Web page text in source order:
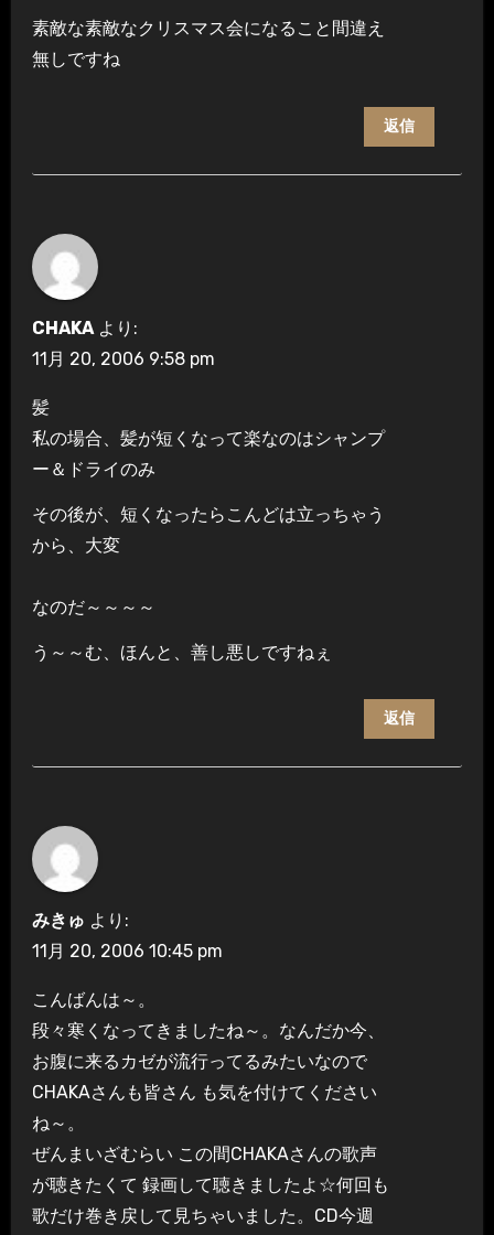
素敵な素敵なクリスマス会になること間違え
無しですね
返信
CHAKA より:
11月 20, 2006 9:58 pm
髪
私の場合、髪が短くなって楽なのはシャンプ
ー＆ドライのみ
その後が、短くなったらこんどは立っちゃう
から、大変
なのだ～～～～
う～～む、ほんと、善し悪しですねぇ
返信
みきゅ より:
11月 20, 2006 10:45 pm
こんばんは～。
段々寒くなってきましたね～。なんだか今、
お腹に来るカゼが流行ってるみたいなので
CHAKAさんも皆さん も気を付けてください
ね～。
ぜんまいざむらい この間CHAKAさんの歌声
が聴きたくて 録画して聴きましたよ☆何回も
歌だけ巻き戻して見ちゃいました。CD今週